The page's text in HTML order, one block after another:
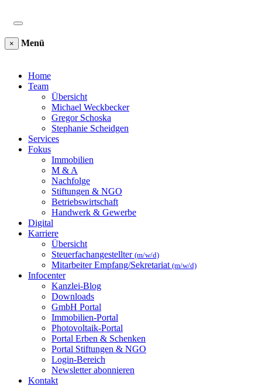
× Menü
Home
Team
Übersicht
Michael Weckbecker
Gregor Schoska
Stephanie Scheidgen
Services
Fokus
Immobilien
M & A
Nachfolge
Stiftungen & NGO
Betriebswirtschaft
Handwerk & Gewerbe
Digital
Karriere
Übersicht
Steuerfachangestellter (m/w/d)
Mitarbeiter Empfang/Sekretariat (m/w/d)
Infocenter
Kanzlei-Blog
Downloads
GmbH Portal
Immobilien-Portal
Photovoltaik-Portal
Portal Erben & Schenken
Portal Stiftungen & NGO
Login-Bereich
Newsletter abonnieren
Kontakt